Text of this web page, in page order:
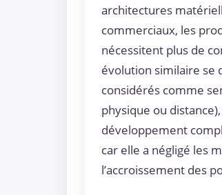
architectures
commerciaux, les
nécessitent plus de
évolution similaire se
considérés comme
physique ou
développement
car elle a négligé les
l’accroissement des